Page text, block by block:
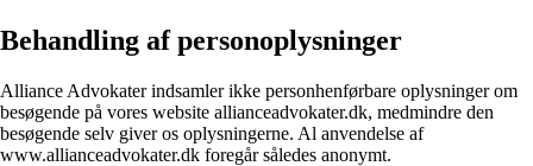
Behandling af personoplysninger
Alliance Advokater indsamler ikke personhenførbare oplysninger om
besøgende på vores website allianceadvokater.dk, medmindre den
besøgende selv giver os oplysningerne. Al anvendelse af
www.allianceadvokater.dk foregår således anonymt.